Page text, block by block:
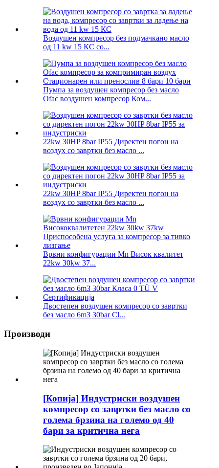
Воздушен компресор без подмачкано масло
од 11 kw 15 КС со...
Пумпа за воздушен компресор без масло
Ofac воздушен компресор Ком...
22kw 30HP 8bar IP55 Директен погон на
воздух со завртки без масло ...
22kw 30HP 8bar IP55 Директен погон на
воздух со завртки без масло ...
Врвни конфигурации Mn Висок квалитет
22kw 30kw 37...
Двостепен воздушен компресор со завртки
без масло 6m3 30bar Cl...
Производи
[Копија] Индустриски воздушен
компресор со завртки без масло со
голема брзина на големо од 40
бари за критична нега